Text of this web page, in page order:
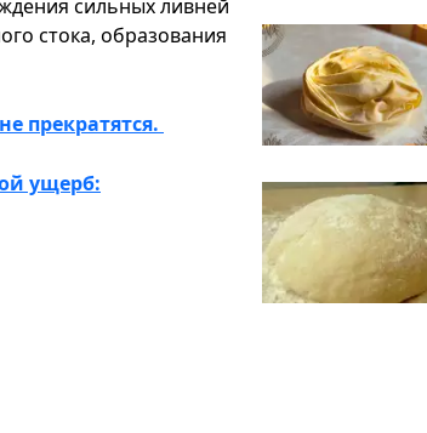
сильных ливней
стока, образования
прекратятся.
ущерб: